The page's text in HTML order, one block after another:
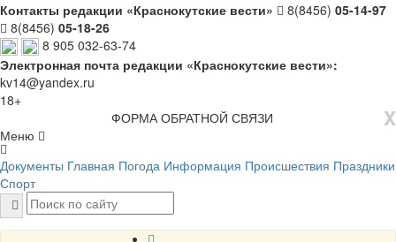
Контакты редакции «Краснокутские вести» 8(8456) 05-14-97
8(8456) 05-18-26
8 905 032-63-74
Электронная почта редакции «Краснокутские вести»:
kv14@yandex.ru
18+
X
ФОРМА ОБРАТНОЙ СВЯЗИ
Меню
Документы Главная Погода Информация Происшествия Праздники
Спорт